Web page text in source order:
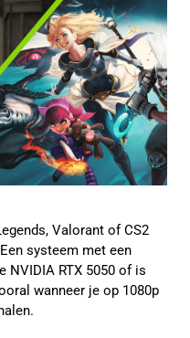
Valorant of CS2
systeem met een
NVIDIA RTX 5050 of is
wanneer je op 1080p